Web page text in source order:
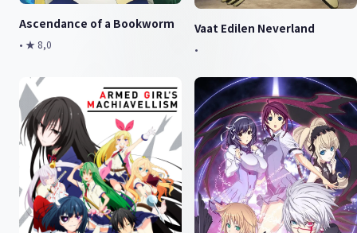
Ascendance of a Bookworm
• ★ 8,0
Vaat Edilen Neverland
•